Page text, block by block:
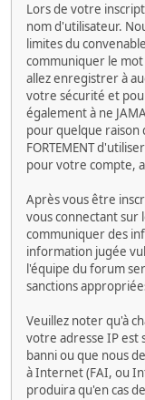
Lors de votre
nom d'utilisateur.
limites du
communiquer le
allez enregistrer à
votre sécurité et
également à ne
pour quelque raison
FORTEMENT
pour votre compte,
Après vous être
vous connectant sur
communiquer des
information jugée
l'équipe du forum
sanctions
Veuillez noter qu'à
votre adresse IP est
banni ou que nous
à Internet (FAI, ou
produira qu'en cas